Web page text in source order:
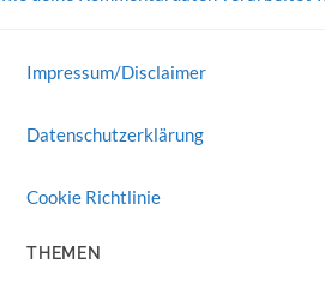
Impressum/Disclaimer
Datenschutzerklärung
Cookie Richtlinie
THEMEN